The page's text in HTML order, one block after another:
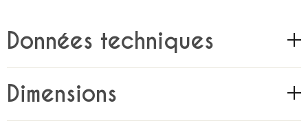
Données techniques
Dimensions